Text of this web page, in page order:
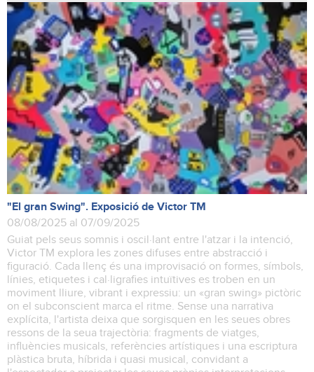
"El gran Swing". Exposició de Victor TM
08/08/2025 al 07/09/2025
Guiat pels seus somnis i oscil·lant entre l'atzar i la intenció,
Victor TM explora les zones difuses entre abstracció i
figuració. Cada llenç és una improvisació on formes, símbols,
línies, etiquetes i cal·ligrafies intuïtives es troben en un
moviment lliure, vibrant i expressiu: un «gran swing» pictòric
on el subconscient marca el ritme. Sense una narrativa
explícita, l'artista deixa que sorgisquen en les seues obres
ressons de la seua trajectòria: fragments de viatges,
influències musicals, referències artístiques i una escriptura
plàstica bruta, híbrida i quasi musical, convidant a